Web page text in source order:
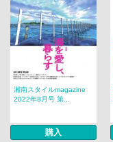
湘南スタイルmagazine
2022年8月号 第...
購入